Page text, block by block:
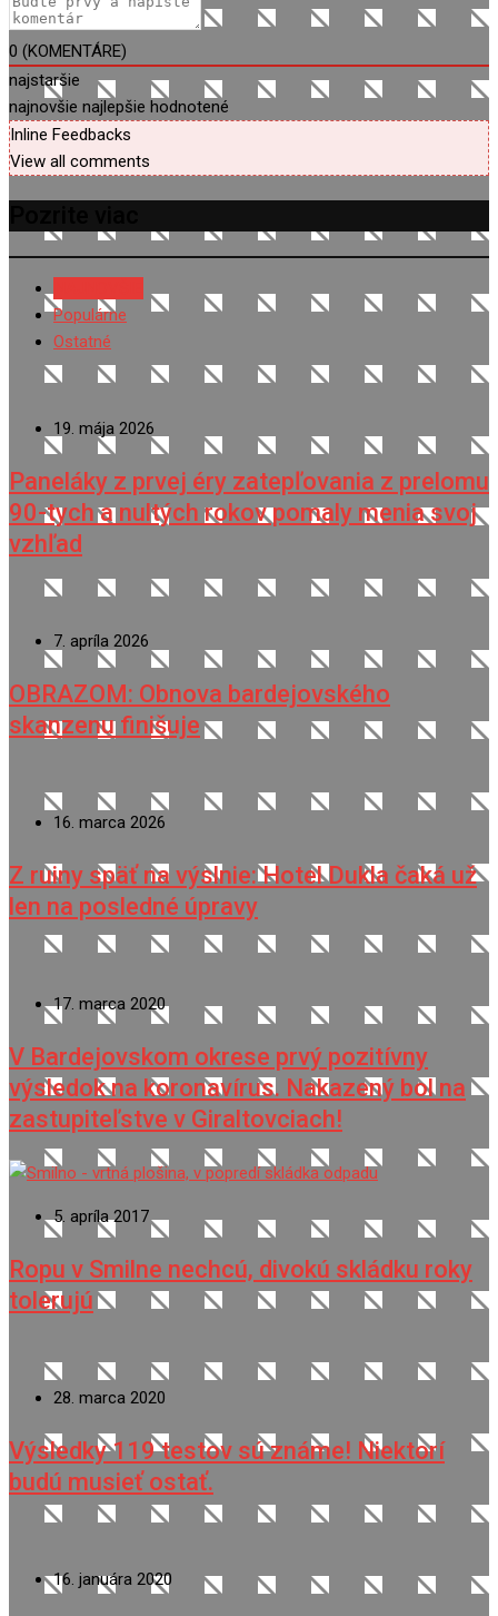
0 (KOMENTÁRE)
najstaršie
najnovšie najlepšie hodnotené
Inline Feedbacks
View all comments
Populárne
Ostatné
19. mája 2026
Paneláky z prvej éry zatepľovania z prelomu
90-tych a nultých rokov pomaly menia svoj
vzhľad
7. apríla 2026
OBRAZOM: Obnova bardejovského
skanzenu finišuje
16. marca 2026
Z ruiny späť na výslnie: Hotel Dukla čaká už
len na posledné úpravy
17. marca 2020
V Bardejovskom okrese prvý pozitívny
výsledok na koronavírus. Nakazený bol na
zastupiteľstve v Giraltovciach!
5. apríla 2017
Ropu v Smilne nechcú, divokú skládku roky
tolerujú
28. marca 2020
Výsledky 119 testov sú známe! Niektorí
budú musieť ostať.
16. januára 2020